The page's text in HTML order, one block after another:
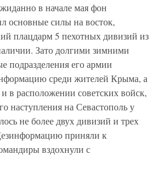
в начале мая фон
основные силы на восток,
плацдарм 5 пехотных дивизий из
Зато долгими зимними
подразделения его армии
среди жителей Крыма, а
в расположении советских войск,
наступления на Севастополь у
не более двух дивизий и трех
приняли к
вздохнули с